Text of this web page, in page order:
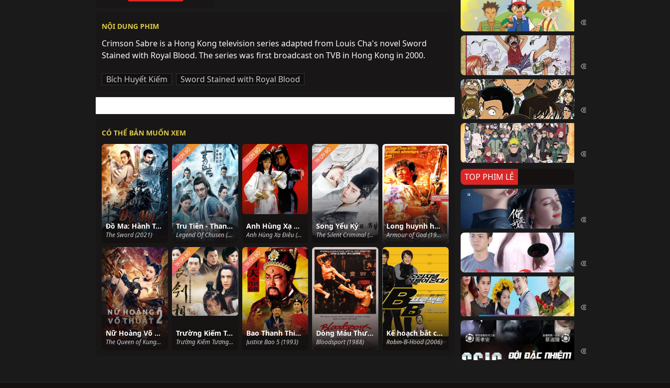
NỘI DUNG PHIM
Crimson Sabre is a Hong Kong television series adapted from Louis Cha's novel Sword
Stained with Royal Blood. The series was first broadcast on TVB in Hong Kong in 2000.
Bích Huyết Kiếm , Sword Stained with Royal Blood
CÓ THỂ BẢN MUỐN XEM
Đồ Ma: Hành Trình Vương Giả
The Sword (2021)
Tru Tiên - Thanh Vân Chí
Legend Of Chusen (2016)
TRỌN BỘ
Anh Hùng Xạ Điêu
Anh Hùng Xạ Điêu (1983)
TRỌN BỘ
Song Yểu Ký
The Silent Criminal (2020)
TRỌN BỘ
Long huynh hổ đệ
Armour of God (1986)
Nữ Hoàng Võ Thuật 2
The Queen of KungFu 2 (2021)
Trường Kiếm Tương Tư
Trường Kiếm Tương Tư (2005)
TRỌN BỘ
Bao Thanh Thiên 1993 (Phần 5)
Justice Bao 5 (1993)
TRỌN BỘ
Dòng Máu Thượng Đẳng
Bloodsport (1988)
Kế hoạch bắt cóc
Robin-B-Hood (2006)
TOP PHIM LẺ